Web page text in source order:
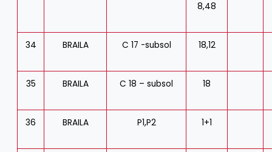
8,48
34 BRAILA C 17 -subsol 18,12
35 BRAILA C 18 – subsol 18
36 BRAILA P1,P2 1+1